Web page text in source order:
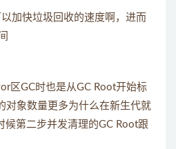
加快垃圾回收的速度啊，进而
区GC时也是从GC Root开始标
对象数量更多为什么在新生代就
候第二步并发清理的GC Root跟